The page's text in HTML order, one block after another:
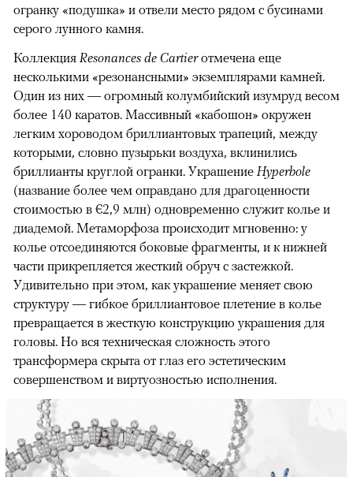
00:00 / 00:00
огранку «подушка» и отвели место рядом с бусинами
серого лунного камня.
Коллекция Resonances de Cartierотмечена еще
несколькими «резонансными» экземплярами камней.
Один из них — огромный колумбийский изумруд весом
более 140 каратов. Массивный «кабошон» окружен
легким хороводом бриллиантовых трапеций, между
которыми, словно пузырьки воздуха, вклинились
бриллианты круглой огранки. Украшение Hyperbole
(название более чем оправдано для драгоценности
стоимостью в €2,9 млн) одновременно служит колье и
диадемой. Метаморфоза происходит мгновенно: у
колье отсоединяются боковые фрагменты, и к нижней
части прикрепляется жесткий обруч с застежкой.
Удивительно при этом, как украшение меняет свою
структуру — гибкое бриллиантовое плетение в колье
превращается в жесткую конструкцию украшения для
головы. Но вся техническая сложность этого
трансформера скрыта от глаз его эстетическим
совершенством и виртуозностью исполнения.